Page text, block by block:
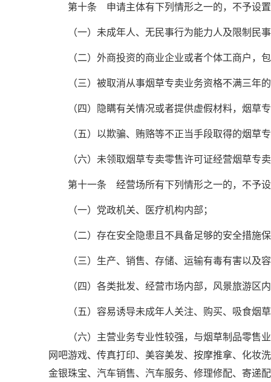
第十条 申请主体有下列情形之一的，不予设
（一）未成年人、无民事行为能力人及限制民
（二）外商投资的商业企业或者个体工商户，
（三）被取消从事烟草专卖业务资格不满三年
（四）隐瞒有关情况或者提供虚假材料，烟草
（五）以欺骗、贿赂等不正当手段取得的烟草
（六）未领取烟草专卖零售许可证经营烟草专
第十一条 经营场所有下列情形之一的，不予
（一）党政机关、医疗机构内部；
（二）存在安全隐患且不具备足够的安全措施
（三）生产、销售、存储、运输有毒有害以及
（四）各类批发、经营市场内部，风景旅游区
（五）容易诱导未成年人关注、购买、吸食烟
（六）主营业务专业性较强，与烟草制品零
网吧游戏、传真打印、美容美发、按摩推拿、化妆
金银珠宝、汽车销售、汽车服务、修理修配、寄递